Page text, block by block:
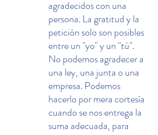
agradecidos con una
persona. La gratitud y la
petición solo son posibles
entre un "yo" y un "tú".
No podemos agradecer a
una ley, una junta o una
empresa. Podemos
hacerlo por mera cortesía
cuando se nos entrega la
suma adecuada, para